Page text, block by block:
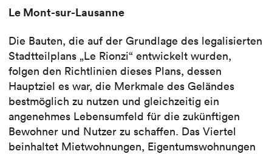
Le Mont-sur-Lausanne
Die Bauten, die auf der Grundlage des legalisierten
Stadtteilplans „Le Rionzi“ entwickelt wurden,
folgen den Richtlinien dieses Plans, dessen
Hauptziel es war, die Merkmale des Geländes
bestmöglich zu nutzen und gleichzeitig ein
angenehmes Lebensumfeld für die zukünftigen
Bewohner und Nutzer zu schaffen. Das Viertel
beinhaltet Mietwohnungen, Eigentumswohnungen